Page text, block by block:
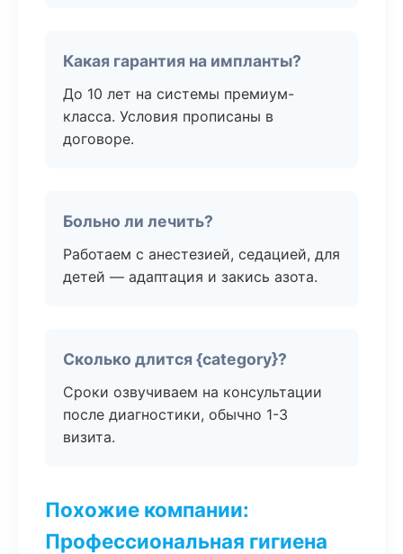
Какая гарантия на импланты?
До 10 лет на системы премиум-
класса. Условия прописаны в
договоре.
Больно ли лечить?
Работаем с анестезией, седацией, для
детей — адаптация и закись азота.
Сколько длится {category}?
Сроки озвучиваем на консультации
после диагностики, обычно 1-3
визита.
Похожие компании:
Профессиональная гигиена